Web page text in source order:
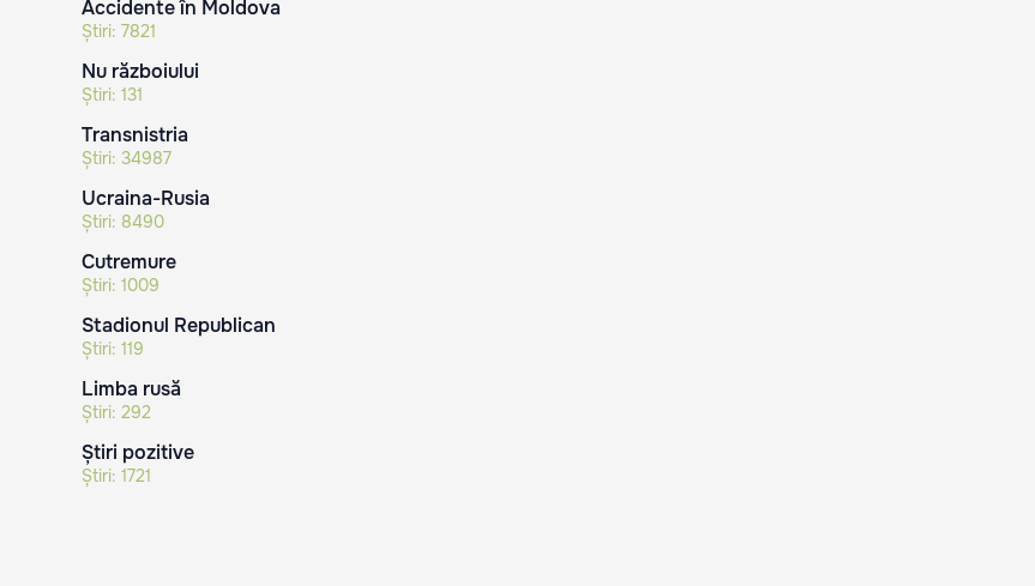
Accidente în Moldova
Știri: 7821
Nu războiului
Știri: 131
Transnistria
Știri: 34987
Ucraina-Rusia
Știri: 8490
Cutremure
Știri: 1009
Stadionul Republican
Știri: 119
Limba rusă
Știri: 292
Știri pozitive
Știri: 1721